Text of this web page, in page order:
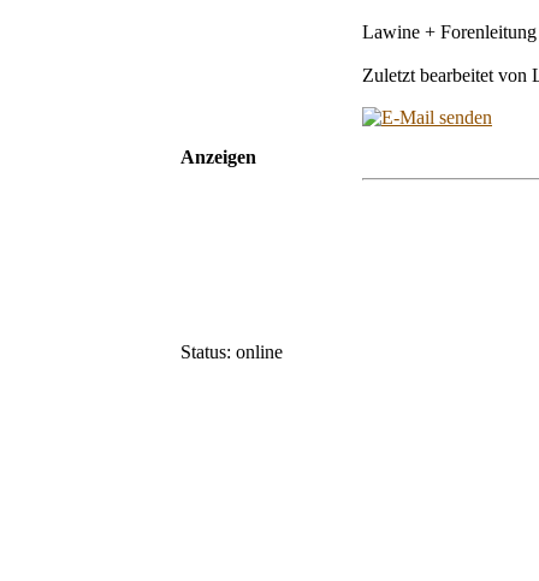
Lawine +
Zuletzt bearbeitet von
Anzeigen
Status: online